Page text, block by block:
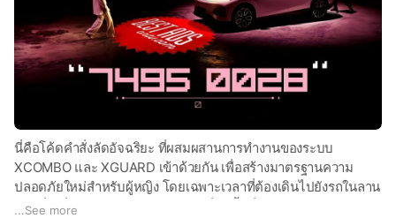
นี่คือโค้ดคำสั่งลัดอัจฉริยะ ที่ผสมผสานการทำงานของระบบ
XCOMBO และ XGUARD เข้าด้วยกัน เพื่อสร้างมาตรฐานความ
ปลอดภัยใหม่สำหรับผู้หญิง โดยเฉพาะเวลาที่ต้องเดินไปยังรถในลาน
จอดที่เปลี่ยวหรือมืด... ให้ทุกการขับขี่คือพื้นที่เซฟโซนและสร้าง
...See more